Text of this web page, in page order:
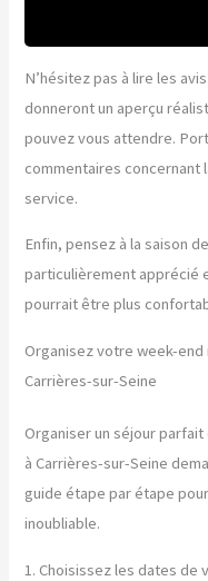
N’hésitez pas à lire les
donneront un aperçu
pouvez vous attendre.
commentaires
service.
Enfin, pensez à la saison
particulièrement apprécié
pourrait être plus
Organisez votre week-
Carrières-sur-Seine
Organiser un séjour
à Carrières-sur-Seine
guide étape par étape
inoubliable.
1. Choisissez les dates